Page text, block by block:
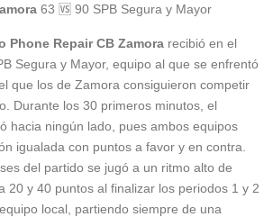
63 🆚 90 SPB Segura y Mayor
Phone Repair CB Zamora recibió en el
Segura y Mayor, equipo al que se enfrentó
que los de Zamora consiguieron competir
Durante los 30 primeros minutos, el
hacia ningún lado, pues ambos equipos
igualada con puntos a favor y en contra.
del partido se jugó a un ritmo alto de
20 y 40 puntos al finalizar los periodos 1 y 2
local, partiendo siempre de una